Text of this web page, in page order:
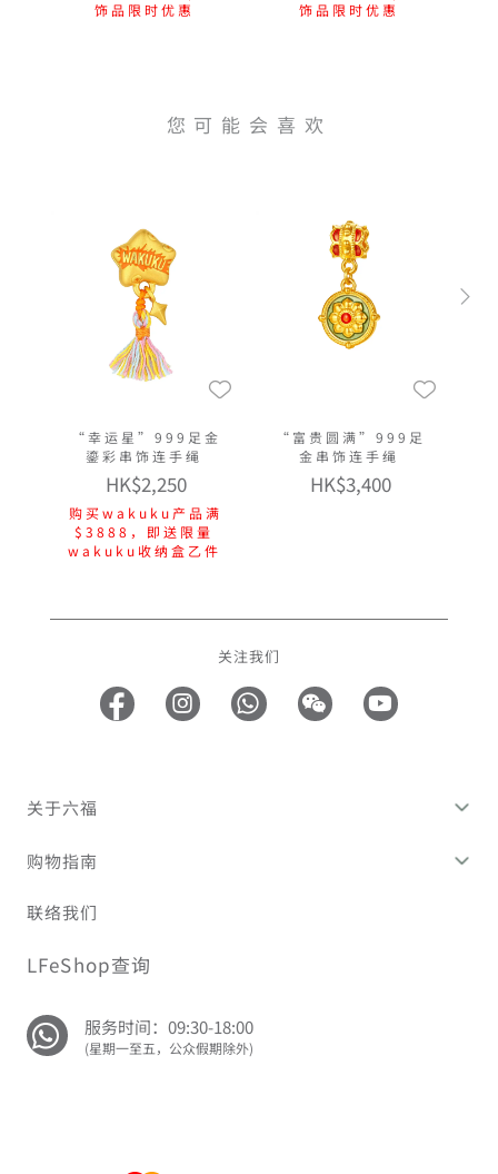
饰品限时优惠
饰品限时优惠
您可能会喜欢
“幸运星”999足金
鎏彩串饰连手绳
HK$2,250
购买wakuku产品满
$3888，即送限量
wakuku收纳盒乙件
“富贵圆满”999足
金串饰连手绳
HK$3,400
关注我们
关于六福
购物指南
联络我们
LFeShop查询
服务时间：09:30-18:00
(星期一至五，公众假期除外)